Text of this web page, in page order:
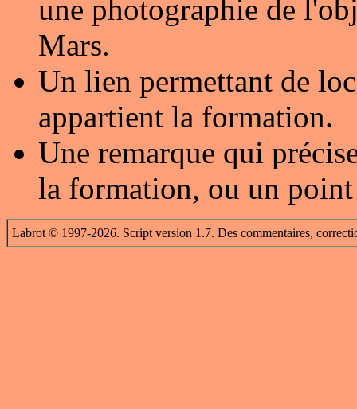
une photographie de
Mars.
Un lien permettant de
appartient la formation.
Une remarque qui
la formation, ou un
Labrot © 1997-2026. Script version 1.7. Des commentaires,